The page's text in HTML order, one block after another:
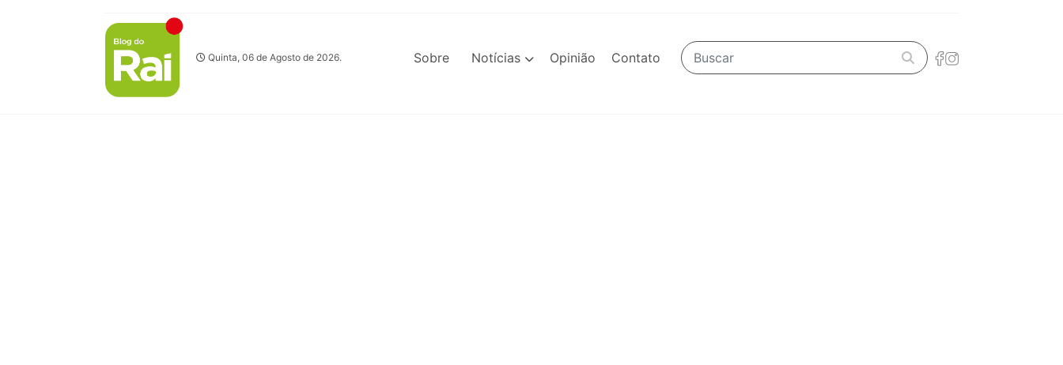
Quinta, 06 de Agosto de 2026. Sobre Notícias Opinião Contato